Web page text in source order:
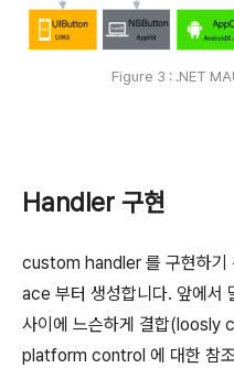
Figure 3 : .NET
Handler 구현
custom handler 를 구현하
ace 부터 생성합니다. 앞에
사이에 느슨하게 결합(loosly
platform control 에 대한 참조